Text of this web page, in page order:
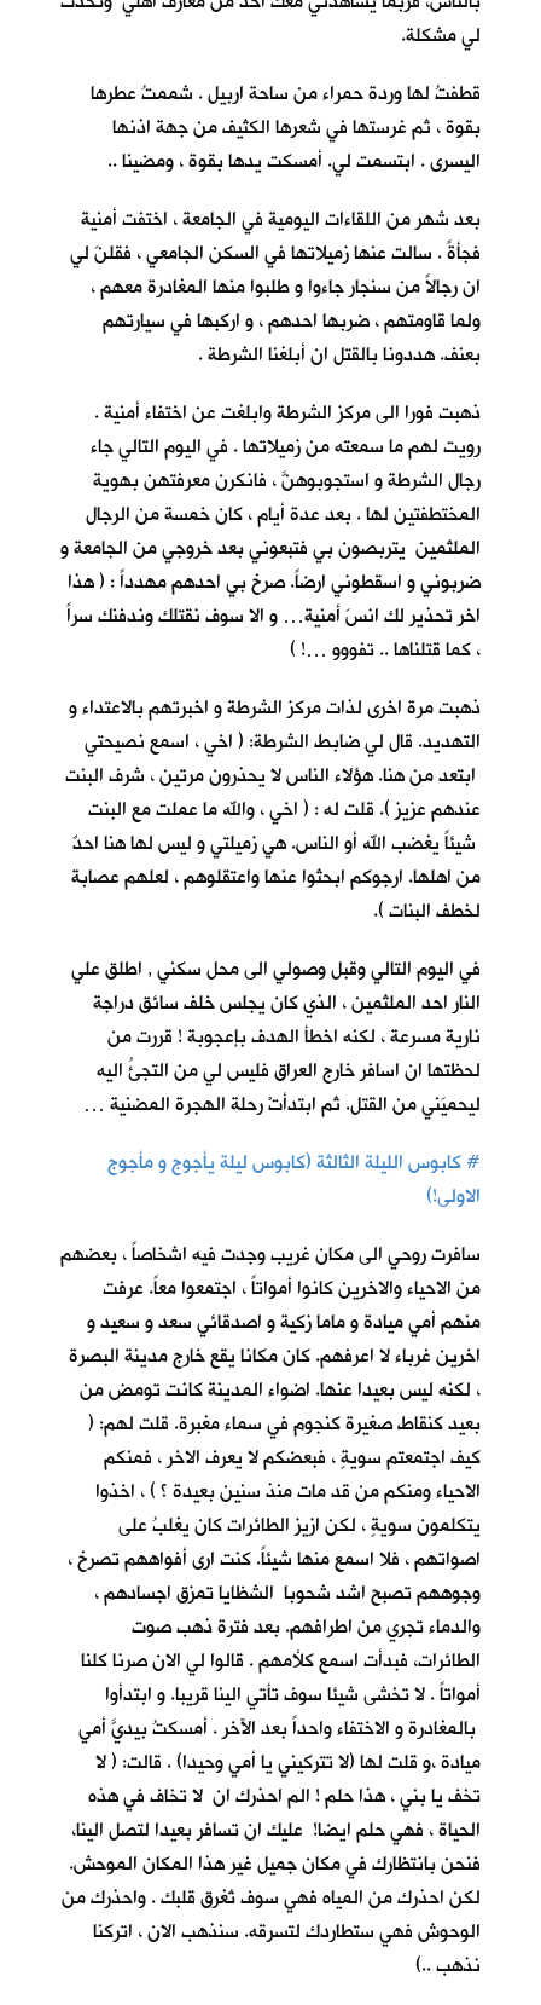
لي مشكلة.
قطفتُ لها وردة حمراء من ساحة اربيل . شممتُ عطرها
بقوة ، ثم غرستها في شعرها الكثيف من جهة اذنها
اليسرى . ابتسمت لي. أمسكت يدها بقوة ، ومضينا ..
بعد شهر من اللقاءات اليومية في الجامعة ، اختفت أمنية
فجأةً . سالت عنها زميلاتها في السكن الجامعي ، فقلنَ لي
ان رجالاً من سنجار جاءوا و طلبوا منها المغادرة معهم ،
ولما قاومتهم ، ضربها احدهم ، و اركبها في سيارتهم
بعنف. هددونا بالقتل ان أبلغنا الشرطة .
ذهبت فورا الى مركز الشرطة وابلغت عن اختفاء أمنية .
رويت لهم ما سمعته من زميلاتها . في اليوم التالي جاء
رجال الشرطة و استجوبوهنَّ ، فانكرن معرفتهن بهوية
المختطفتين لها . بعد عدة أيام ، كان خمسة من الرجال
الملثمين يتربصون بي فتبعوني بعد خروجي من الجامعة و
ضربوني و اسقطوني ارضاً. صرخ بي احدهم مهدداً : ( هذا
اخر تحذير لك انسَ أمنية… و الا سوف نقتلك وندفنك سراً
، كما قتلناها .. تفووو …! )
ذهبت مرة اخرى لذات مركز الشرطة و اخبرتهم بالاعتداء و
التهديد. قال لي ضابط الشرطة: ( اخي ، اسمع نصيحتي
ابتعد من هنا. هؤلاء الناس لا يحذرون مرتين ، شرف البنت
عندهم عزيز ). قلت له : ( اخي ، والله ما عملت مع البنت
شيئاً يغضب الله أو الناس. هي زميلتي و ليس لها هنا احدٌ
من اهلها. ارجوكم ابحثوا عنها واعتقلوهم ، لعلهم عصابة
لخطف البنات ).
في اليوم التالي وقبل وصولي الى محل سكني , اطلق علي
النار احد الملثمين ، الذي كان يجلس خلف سائق دراجة
نارية مسرعة ، لكنه اخطأ الهدف بإعجوبة ! قررت من
لحظتها ان اسافر خارج العراق فليس لي من التجئُ اليه
ليحميَني من القتل. ثم ابتدأتْ رحلة الهجرة المضنية …
#كابوس الليلة الثالثة (كابوس ليلة يأجوج و مأجوج
الاولى!)
سافرت روحي الى مكان غريب وجدت فيه اشخاصاً ، بعضهم
من الاحياء والاخرين كانوا أمواتاً ، اجتمعوا معاً. عرفت
منهم أمي ميادة و ماما زكية و اصدقائي سعد و سعيد و
اخرين غرباء لا اعرفهم. كان مكانا يقع خارج مدينة البصرة
، لكنه ليس بعيدا عنها. اضواء المدينة كانت تومض من
بعيد كنقاط صغيرة كنجوم في سماء مغبرة. قلت لهم: (
كيف اجتمعتم سويةٍ ، فبعضكم لا يعرف الاخر ، فمنكم
الاحياء ومنكم من قد مات منذ سنين بعيدة ؟ ) ، اخذوا
يتكلمون سويةٍ ، لكن ازيز الطائرات كان يغلبُ على
اصواتهم ، فلا اسمع منها شيئاً. كنت ارى أفواههم تصرخ ،
وجوههم تصبح اشد شحوبا الشظايا تمزق اجسادهم ،
والدماء تجري من اطرافهم. بعد فترة ذهب صوت
الطائرات، فبدأت اسمع كلأمهم . قالوا لي الان صرنا كلنا
أمواتاً . لا تخشى شيئا سوف تأتي الينا قريبا. و ابتدأوا
بالمغادرة و الاختفاء واحداً بعد الآخر . أمسكتُ بيديَّ أمي
ميادة ،و قلت لها (لا تتركيني يا أمي وحيدا) . قالت: ( لا
تخف يا بني ، هذا حلم ! الم احذرك ان لا تخاف في هذه
الحياة ، فهي حلم ايضا! عليك ان تسافر بعيدا لتصل الينا،
فنحن بانتظارك في مكان جميل غير هذا المكان الموحش.
لكن احذرك من المياه فهي سوف تُغرق قلبك . واحذرك من
الوحوش فهي ستطاردك لتسرقه. سنذهب الان ، اتركنا
نذهب ..)